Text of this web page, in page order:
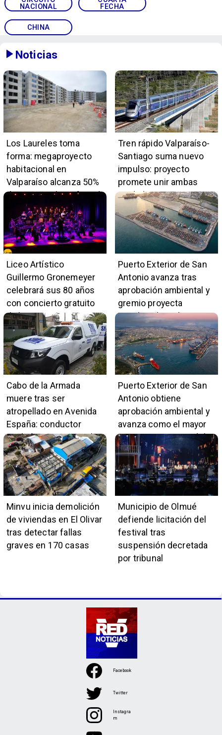
NACIONAL
FECHA
CHINA
Noticias
Los Laureles toma
forma: megaproyecto
habitacional en
Valparaíso alcanza 50%
de avance y beneficiará
a 396 familias
Tren rápido Valparaíso-
Santiago suma nuevo
impulso: proyecto
promete unir ambas
ciudades en 45 minutos
Liceo Artístico
Guillermo Gronemeyer
celebrará sus 80 años
con concierto gratuito
de la Orquesta Marga
Marga
Puerto Exterior de San
Antonio avanza tras
aprobación ambiental y
gremio proyecta
impulso al empleo y
comercio local
Cabo de la Armada
muere tras ser
atropellado en Avenida
España: conductor
también pertenece a la
institución naval
Puerto Exterior de San
Antonio obtiene
aprobación ambiental y
avanza como el mayor
proyecto portuario del
país
Minvu inicia demolición
de viviendas en El Olivar
tras detectar fallas
graves en 170 casas
Municipio de Olmué
defiende licitación del
festival tras
suspensión decretada
por tribunal
Facebook
Twitter
Instagra
m